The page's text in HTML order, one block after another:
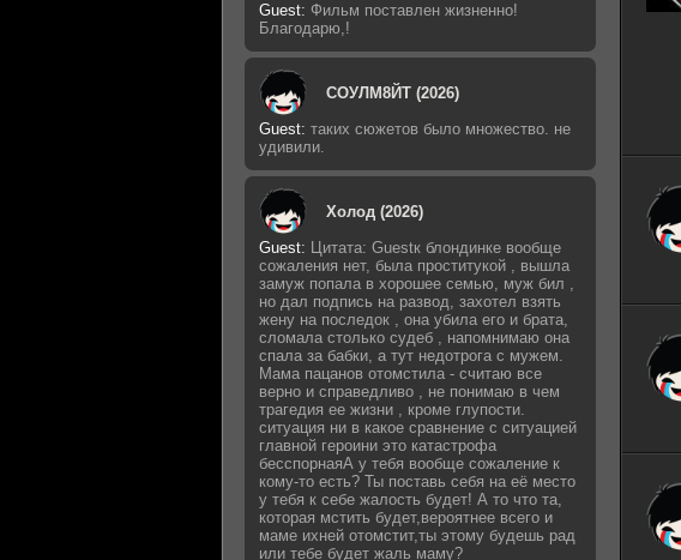
Guest: Фильм поставлен жизненно!
Благодарю,!
СОУЛМ8ЙТ (2026)
Guest: таких сюжетов было множество. не
удивили.
Холод (2026)
Guest: Цитата: Guestк блондинке вообще
сожаления нет, была проститукой , вышла
замуж попала в хорошее семью, муж бил ,
но дал подпись на развод, захотел взять
жену на последок , она убила его и брата,
сломала столько судеб , напомнимаю она
спала за бабки, а тут недотрога с мужем.
Мама пацанов отомстила - считаю все
верно и справедливо , не понимаю в чем
трагедия ее жизни , кроме глупости.
ситуация ни в какое сравнение с ситуацией
главной героини это катастрофа
бесспорнаяА у тебя вообще сожаление к
кому-то есть? Ты поставь себя на её место
у тебя к себе жалость будет! А то что та,
которая мстить будет,вероятнее всего и
маме ихней отомстит,ты этому будешь рад
или тебе будет жаль маму?